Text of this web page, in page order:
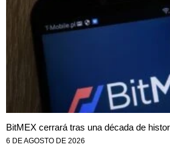
BitMEX cerrará tras una década de
6 DE AGOSTO DE 2026